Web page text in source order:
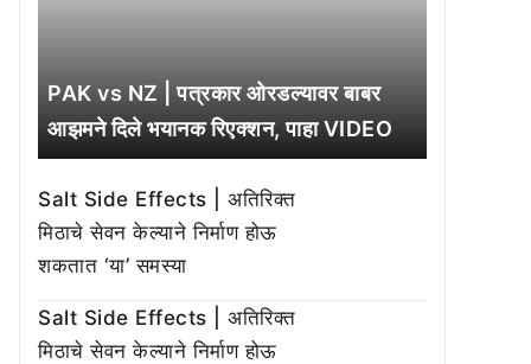
PAK vs NZ | पत्रकार ओरडल्यावर बाबर
आझमने दिले भयानक रिएक्शन, पाहा VIDEO
Salt Side Effects | अतिरिक्त
मिठाचे सेवन केल्याने निर्माण होऊ
शकतात ‘या’ समस्या
Salt Side Effects | अतिरिक्त
मिठाचे सेवन केल्याने निर्माण होऊ